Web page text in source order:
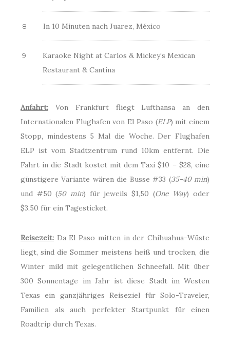
In 10 Minuten nach Juarez, México
Karaoke Night at Carlos & Mickey’s Mexican
Restaurant & Cantina
Anfahrt: Von Frankfurt fliegt Lufthansa an den
Internationalen Flughafen von El Paso (ELP) mit einem
Stopp, mindestens 5 Mal die Woche. Der Flughafen
ELP ist vom Stadtzentrum rund 10km entfernt. Die
Fahrt in die Stadt kostet mit dem Taxi $10 – $28, eine
günstigere Variante wären die Busse #33 (35-40 min)
und #50 (50 min) für jeweils $1,50 (One Way) oder
$3,50 für ein Tagesticket.
Reisezeit: Da El Paso mitten in der Chihuahua-Wüste
liegt, sind die Sommer meistens heiß und trocken, die
Winter mild mit gelegentlichen Schneefall. Mit über
300 Sonnentage im Jahr ist diese Stadt im Westen
Texas ein ganzjähriges Reiseziel für Solo-Traveler,
Familien als auch perfekter Startpunkt für einen
Roadtrip durch Texas.